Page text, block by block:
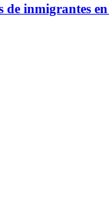
de inmigrantes